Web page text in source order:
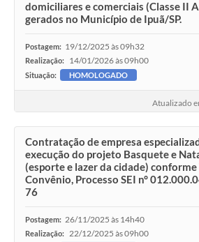
domiciliares e comerciais (Classe II
gerados no Município de Ipuã/SP.
Postagem: 19/12/2025 às 09h32
Realização: 14/01/2026 às 09h00
Situação: HOMOLOGADO
Atualizado
Contratação de empresa
execução do projeto Basquete e
(esporte e lazer da cidade) conforme
Convênio, Processo SEI n°
76
Postagem: 26/11/2025 às 14h40
Realização: 22/12/2025 às 09h00